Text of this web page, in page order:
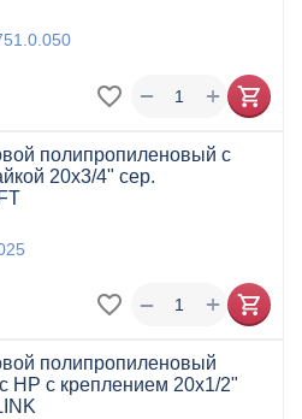
+
−
полипропиленовый с
20x3/4" сер.
+
−
полипропиленовый
НР с креплением 20х1/2"